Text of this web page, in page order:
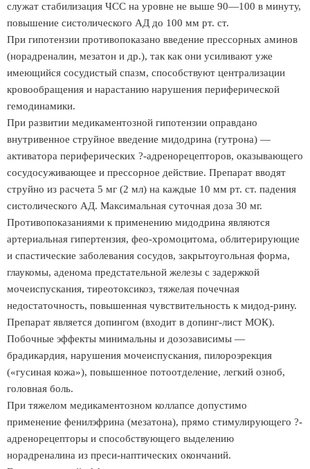
служат стабилизация ЧСС на уровне не выше 90—100 в минуту,
повышение систолического АД до 100 мм рт. ст.
При гипотензии противопоказано введение прессорных аминов
(норадреналин, мезатон и др.), так как они усиливают уже
имеющийся сосудистый спазм, способствуют централизации
кровообращения и нарастанию нарушения периферической
гемодинамики.
При развитии медикаментозной гипотензии оправдано
внутривенное струйное введение мидодрина (гутрона) —
активатора периферических ?-адренорецепторов, оказывающего
сосудосуживающее и прессорное действие. Препарат вводят
струйно из расчета 5 мг (2 мл) на каждые 10 мм рт. ст. падения
систолического АД. Максимальная суточная доза 30 мг.
Противопоказаниями к применению мидодрина являются
артериальная гипертензия, фео-хромоцитома, облитерирующие
и спастические заболевания сосудов, закрытоугольная форма,
глаукомы, аденома предстательной железы с задержкой
мочеиспускания, тиреотоксикоз, тяжелая почечная
недостаточность, повышенная чувствительность к мидод-рину.
Препарат является допингом (входит в допинг-лист МОК).
Побочные эффекты минимальны и дозозависимы —
брадикардия, нарушения мочеиспускания, пилороэрекция
(«гусиная кожа»), повышенное потоотделение, легкий озноб,
головная боль.
При тяжелом медикаментозном коллапсе допустимо
применение фенилэфрина (мезатона), прямо стимулирующего ?-
адренорецепторы и способствующего выделению
норадреналина из преси-наптических окончаний.